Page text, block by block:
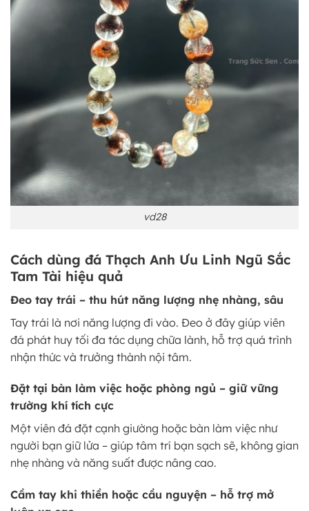
vd28
Cách dùng đá Thạch Anh Ưu Linh Ngũ Sắc
Tam Tài hiệu quả
Đeo tay trái – thu hút năng lượng nhẹ nhàng, sâu
Tay trái là nơi năng lượng đi vào. Đeo ở đây giúp viên
đá phát huy tối đa tác dụng chữa lành, hỗ trợ quá trình
nhận thức và trưởng thành nội tâm.
Đặt tại bàn làm việc hoặc phòng ngủ – giữ vững
trường khí tích cực
Một viên đá đặt cạnh giường hoặc bàn làm việc như
người bạn giữ lửa – giúp tâm trí bạn sạch sẽ, không gian
nhẹ nhàng và năng suất được nâng cao.
Cầm tay khi thiền hoặc cầu nguyện – hỗ trợ mở